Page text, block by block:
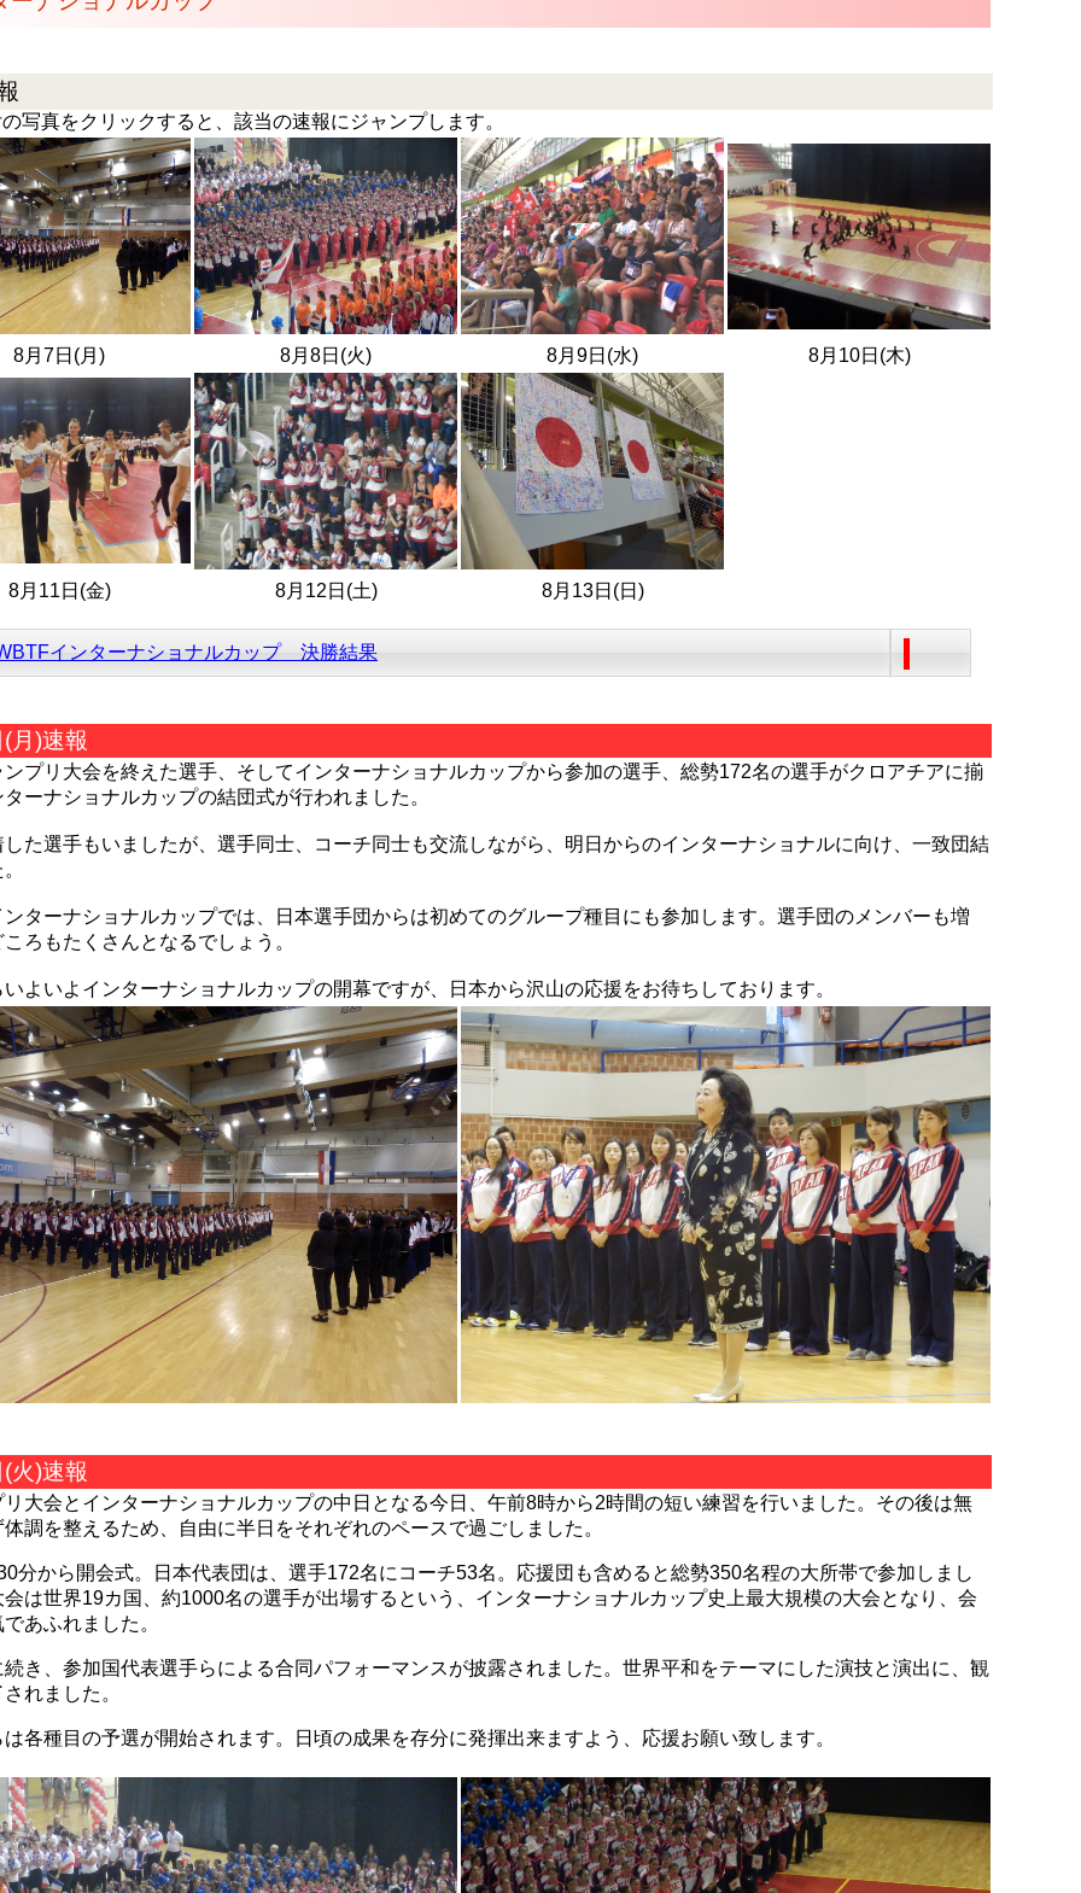
写真をクリックすると、該当の速報にジャンプします。
8月7日(月) 8月8日(火) 8月9日(水) 8月10日(木)
8月11日(金) 8月12日(土) 8月13日(日)
インターナショナルカップ 決勝結果
月)速報
ンプリ大会を終えた選手、そしてインターナショナルカップから参加の選手、総勢172名の選手がクロアチアに揃
ーナショナルカップの結団式が行われました。
した選手もいましたが、選手同士、コーチ同士も交流しながら、明日からのインターナショナルに向け、一致団結
ターナショナルカップでは、日本選手団からは初めてのグループ種目にも参加します。選手団のメンバーも増
ろもたくさんとなるでしょう。
よいよインターナショナルカップの開幕ですが、日本から沢山の応援をお待ちしております。
火)速報
リ大会とインターナショナルカップの中日となる今日、午前8時から2時間の短い練習を行いました。その後は無
調を整えるため、自由に半日をそれぞれのペースで過ごしました。
分から開会式。日本代表団は、選手172名にコーチ53名。応援団も含めると総勢350名程の大所帯で参加しまし
は世界19カ国、約1000名の選手が出場するという、インターナショナルカップ史上最大規模の大会となり、会
あふれました。
続き、参加国代表選手らによる合同パフォーマンスが披露されました。世界平和をテーマにした演技と演出に、観
れました。
各種目の予選が開始されます。日頃の成果を存分に発揮出来ますよう、応援お願い致します。